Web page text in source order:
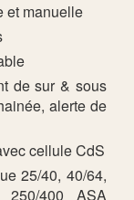
et manuelle
de sur & sous
alerte de
cellule CdS
25/40, 40/64,
250/400 ASA